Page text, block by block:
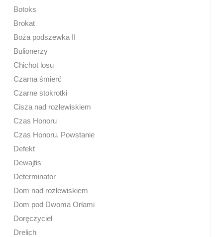
Botoks
Brokat
Boża podszewka II
Bulionerzy
Chichot losu
Czarna śmierć
Czarne stokrotki
Cisza nad rozlewiskiem
Czas Honoru
Czas Honoru. Powstanie
Defekt
Dewajtis
Determinator
Dom nad rozlewiskiem
Dom pod Dwoma Orłami
Doręczyciel
Drelich